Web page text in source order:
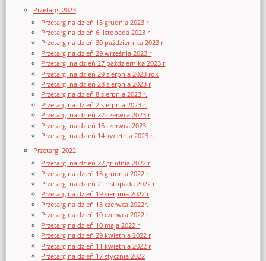
Przetargi 2023
Przetarg na dzień 15 grudnia 2023 r
Przetarg na dzień 6 listopada 2023 r
Przetarg na dzień 30 października 2023 r
Przetarg na dzień 29 września 2023 r
Przetargi na dzień 27 października 2023 r
Przetargi na dzień 29 sierpnia 2023 rok
Przetargi na dzień 28 sierpnia 2023 r
Przetarg na dzień 8 sierpnia 2023 r.
Przetarg na dzień 2 sierpnia 2023 r.
Przetargi na dzień 27 czerwca 2023 r
Przetargi na dzień 16 czerwca 2023
Przetargi na dzień 14 kwietnia 2023 r.
Przetargi 2022
Przetargi na dzień 27 grudnia 2022 r
Przetarg na dzień 16 grudnia 2022 r
Przetargi na dzień 21 listopada 2022 r.
Przetarg na dzień 19 sierpnia 2022 r
Przetarg na dzień 13 czerwca 2022r.
Przetarg na dzień 10 czerwca 2022 r
Przetarg na dzień 10 maja 2022 r
Przetarg na dzień 29 kwietnia 2022 r
Przetarg na dzień 11 kwietnia 2022 r
Przetarg na dzień 17 stycznia 2022